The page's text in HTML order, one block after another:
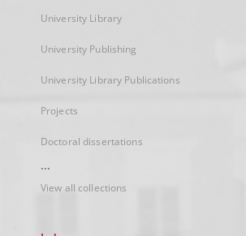
University Library
University Publishing
University Library Publications
Projects
Doctoral dissertations
...
View all collections